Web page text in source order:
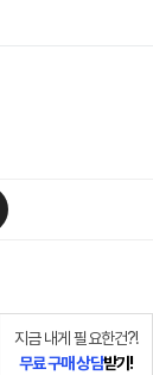
지금 내게 필요한건?!
무료 구매 상담받기!